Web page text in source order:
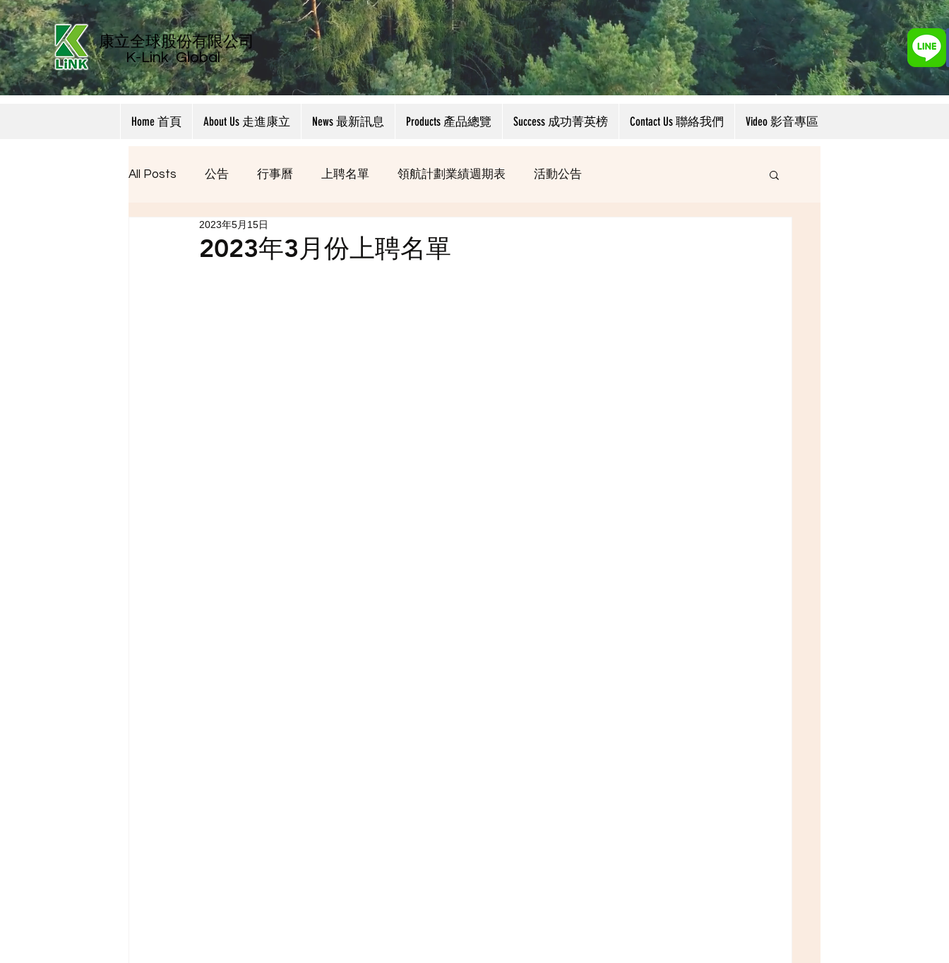
康立全球股份有限公司
K-LinkGlobal
Home 首頁 About Us 走進康立 News 最新訊息 Products 產品總覽 Success 成功菁英榜 Contact Us 聯絡我們 Video 影音專區
All Posts 公告 行事曆 上聘名單 領航計劃業績週期表 活動公告
2023年3月份上聘名單
2023年5月15日